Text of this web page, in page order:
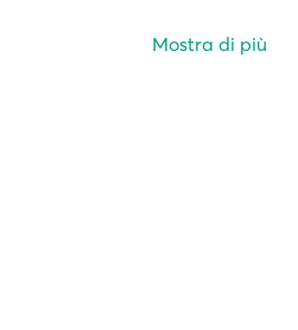
Mostra di più